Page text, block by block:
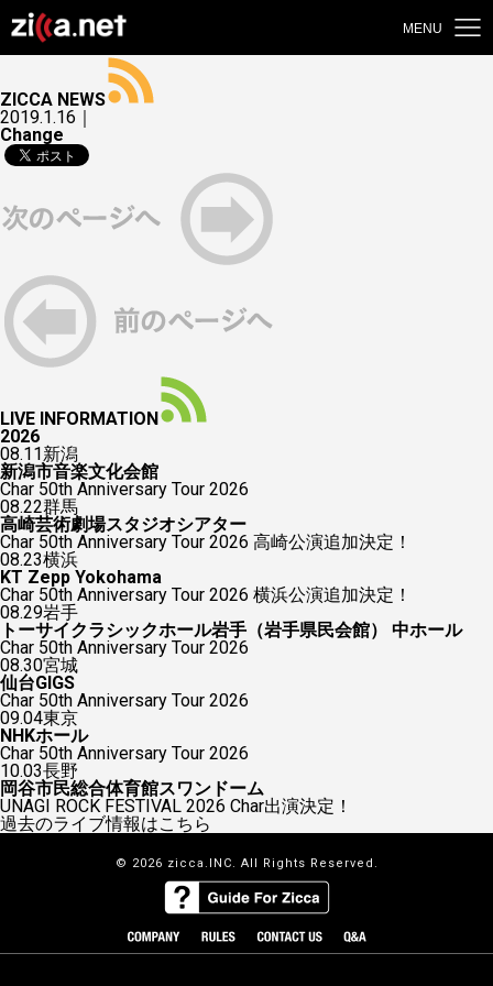
MENU
ZICCA NEWS
2019.1.16｜
Change
LIVE INFORMATION
2026
08.11新潟
新潟市音楽文化会館
Char 50th Anniversary Tour 2026
08.22群馬
高崎芸術劇場スタジオシアター
Char 50th Anniversary Tour 2026 高崎公演追加決定！
08.23横浜
KT Zepp Yokohama
Char 50th Anniversary Tour 2026 横浜公演追加決定！
08.29岩手
トーサイクラシックホール岩手（岩手県民会館） 中ホール
Char 50th Anniversary Tour 2026
08.30宮城
仙台GIGS
Char 50th Anniversary Tour 2026
09.04東京
NHKホール
Char 50th Anniversary Tour 2026
10.03長野
岡谷市民総合体育館スワンドーム
UNAGI ROCK FESTIVAL 2026 Char出演決定！
過去のライブ情報はこちら
© 2026 zicca.INC. All Rights Reserved.